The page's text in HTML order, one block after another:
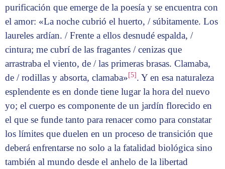
purificación que emerge de la poesía y se encuentra con
el amor: «La noche cubrió el huerto, / súbitamente. Los
laureles ardían. / Frente a ellos desnudé espalda, /
cintura; me cubrí de las fragantes / cenizas que
arrastraba el viento, de / las primeras brasas. Clamaba,
de / rodillas y absorta, clamaba»[5]. Y en esa naturaleza
esplendente es en donde tiene lugar la hora del nuevo
yo; el cuerpo es componente de un jardín florecido en
el que se funde tanto para renacer como para constatar
los límites que duelen en un proceso de transición que
deberá enfrentarse no solo a la fatalidad biológica sino
también al mundo desde el anhelo de la libertad